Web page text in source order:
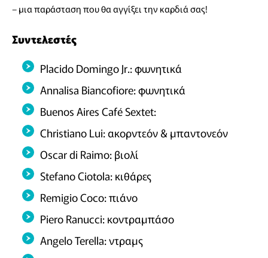
– μια παράσταση που θα αγγίξει την καρδιά σας!
Συντελεστές
Placido Domingo Jr.: φωνητικά
Annalisa Biancofiore: φωνητικά
Buenos Aires Café Sextet:
Christiano Lui: ακορντεόν & μπαντονεόν
Oscar di Raimo: βιολί
Stefano Ciotola: κιθάρες
Remigio Coco: πιάνο
Piero Ranucci: κοντραμπάσο
Angelo Terella: ντραμς